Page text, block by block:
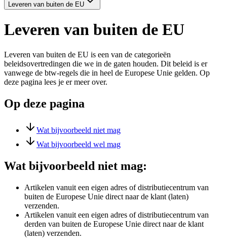
Leveren van buiten de EU
Leveren van buiten de EU
Leveren van buiten de EU is een van de categorieën
beleidsovertredingen die we in de gaten houden. Dit beleid is er
vanwege de btw-regels die in heel de Europese Unie gelden. Op
deze pagina lees je er meer over.
Op deze pagina
Wat bijvoorbeeld niet mag
Wat bijvoorbeeld wel mag
Wat bijvoorbeeld niet mag:
Artikelen vanuit een eigen adres of distributiecentrum van
buiten de Europese Unie direct naar de klant (laten)
verzenden.
Artikelen vanuit een eigen adres of distributiecentrum van
derden van buiten de Europese Unie direct naar de klant
(laten) verzenden.